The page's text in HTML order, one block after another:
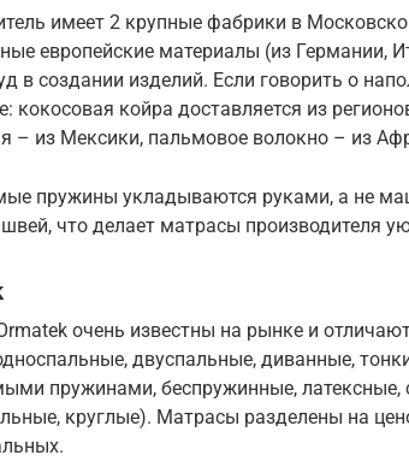
имеет 2 крупные фабрики в
европейские материалы (из Германии,
в создании изделий. Если говорить о
кокосовая койра доставляется из
– из Мексики, пальмовое волокно – из
пружины укладываются руками, а не
что делает матрасы производителя
очень известны на рынке и
двуспальные, диванные,
пружинами, беспружинные,
круглые). Матрасы разделены на